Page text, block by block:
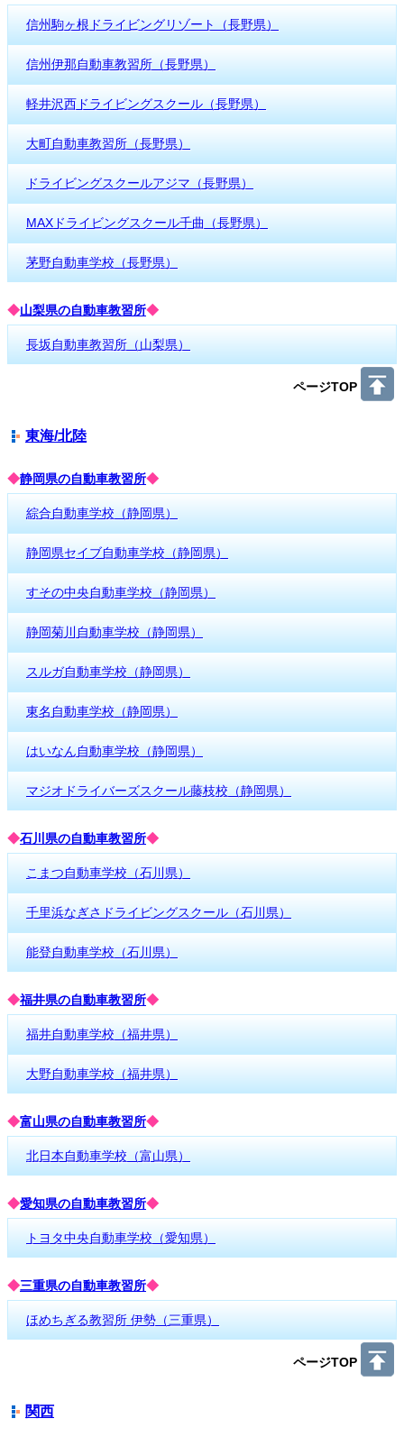
信州駒ヶ根ドライビングリゾート（長野県）
信州伊那自動車教習所（長野県）
軽井沢西ドライビングスクール（長野県）
大町自動車教習所（長野県）
ドライビングスクールアジマ（長野県）
MAXドライビングスクール千曲（長野県）
茅野自動車学校（長野県）
◆山梨県の自動車教習所◆
長坂自動車教習所（山梨県）
ページTOP
東海/北陸
◆静岡県の自動車教習所◆
綜合自動車学校（静岡県）
静岡県セイブ自動車学校（静岡県）
すその中央自動車学校（静岡県）
静岡菊川自動車学校（静岡県）
スルガ自動車学校（静岡県）
東名自動車学校（静岡県）
はいなん自動車学校（静岡県）
マジオドライバーズスクール藤枝校（静岡県）
◆石川県の自動車教習所◆
こまつ自動車学校（石川県）
千里浜なぎさドライビングスクール（石川県）
能登自動車学校（石川県）
◆福井県の自動車教習所◆
福井自動車学校（福井県）
大野自動車学校（福井県）
◆富山県の自動車教習所◆
北日本自動車学校（富山県）
◆愛知県の自動車教習所◆
トヨタ中央自動車学校（愛知県）
◆三重県の自動車教習所◆
ほめちぎる教習所 伊勢（三重県）
ページTOP
関西